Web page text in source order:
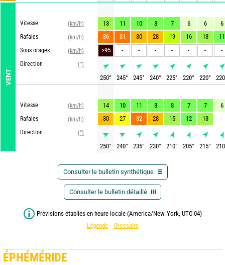
VENT
Vitesse
(km/h)
Rafales
(km/h)
Sous orages
(km/h)
Direction
(°)
Vitesse
(km/h)
Rafales
(km/h)
Direction
(°)
13 11 10 8 7 6 6
6
36
31 30 28 19 16 13
11
>95
- - - - - - -
250° 245° 245° 240° 225° 220° 220° 220
14 10 11 8 8 7 7
6
30
27 32 28 15 12 13 -
250° 240° 235° 230° 210° 205° 215° 210
Consulter le bulletin synthétique
Consulter le bulletin détaillé
Prévisions établies en heure locale (America/New_York, UTC-04)
Légende
Glossaire
ÉPHÉMÉRIDE